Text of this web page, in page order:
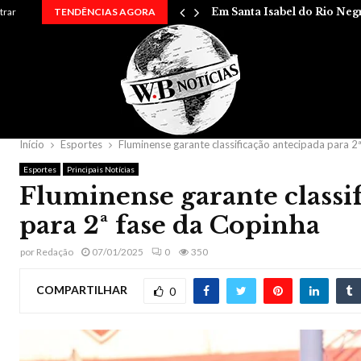
TENDÊNCIAS AGORA Em Santa Isabel do Rio
Início Esportes Fluminense garante classificação antecipada para
Esportes Principais Notícias
Fluminense garante
para 2ª fase da Copinha
por Redação 07/01/2025 0 350
COMPARTILHAR 0